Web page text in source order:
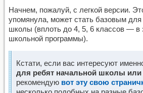
Начнем, пожалуй, с легкой версии.
упомянула, может стать базовым
школы (вплоть до 4, 5, 6 классов — в
школьной программы).
Кстати, если вас интересуют
для ребят начальной школы или
рекомендую вот эту свою